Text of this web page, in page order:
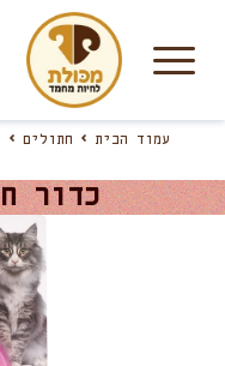
עמוד הבית חתולים
כדור